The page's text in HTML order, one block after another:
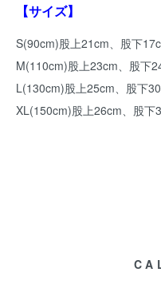
【サイズ】
S(90cm)股上21cm、股下
M(110cm)股上23cm、股下
L(130cm)股上25cm、股下
XL(150cm)股上26cm、股下